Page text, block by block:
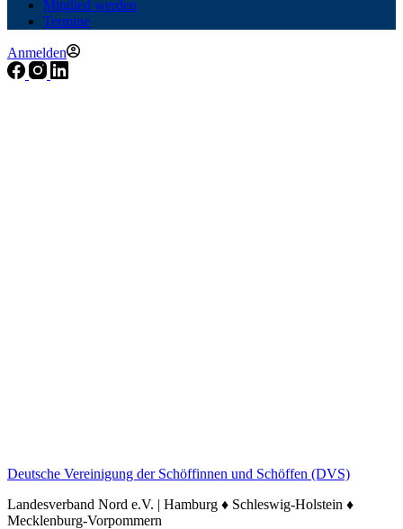
Mitglied werden
Termine
Anmelden
Deutsche Vereinigung der Schöffinnen und Schöffen (DVS)
Landesverband Nord e.V. | Hamburg ♦ Schleswig-Holstein ♦
Mecklenburg-Vorpommern